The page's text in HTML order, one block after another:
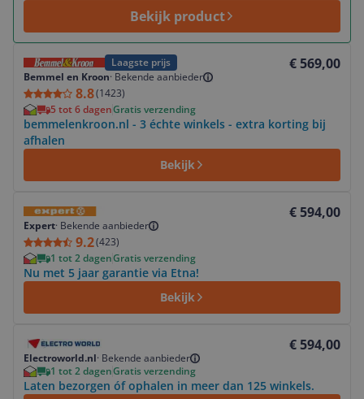
Bekijk product
Laagste prijs
Bemmel en Kroon· Bekende aanbieder
8.8(1423)
€ 569,00
5 tot 6 dagenGratis verzending
bemmelenkroon.nl - 3 échte winkels - extra korting bij
afhalen
Bekijk
Expert· Bekende aanbieder
9.2(423)
€ 594,00
1 tot 2 dagenGratis verzending
Nu met 5 jaar garantie via Etna!
Bekijk
Electroworld.nl· Bekende aanbieder
€ 594,00
1 tot 2 dagenGratis verzending
Laten bezorgen óf ophalen in meer dan 125 winkels.